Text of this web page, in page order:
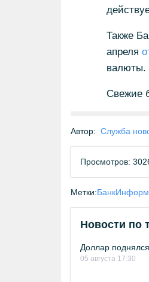
Также
апреля
валюты.
Свежие
Автор: Служба
Просмотров:
Метки:
Новости по
Доллар
05 августа 17:30